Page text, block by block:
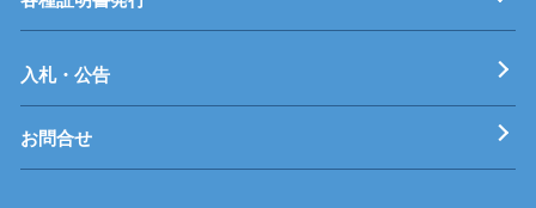
工科短期大学校
技術専門校
ガス溶接技能講習
各種特別教育
入札・公告
お問合せ